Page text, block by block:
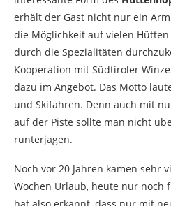
erhält der Gast nicht nur ein
die Möglichkeit auf vielen
durch die Spezialitäten
Kooperation mit Südtiroler
dazu im Angebot. Das Motto
und Skifahren. Denn auch mit
auf der Piste sollte man nicht
runterjagen.
Noch vor 20 Jahren kamen sehr
Wochen Urlaub, heute nur noch